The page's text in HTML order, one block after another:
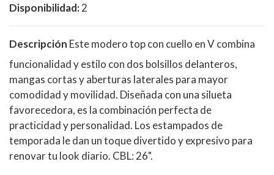
Disponibilidad:2
Descripción Este modero top con cuello en V combina
funcionalidad y estilo con dos bolsillos delanteros,
mangas cortas y aberturas laterales para mayor
comodidad y movilidad. Diseñada con una silueta
favorecedora, es la combinación perfecta de
practicidad y personalidad. Los estampados de
temporada le dan un toque divertido y expresivo para
renovar tu look diario. CBL: 26".